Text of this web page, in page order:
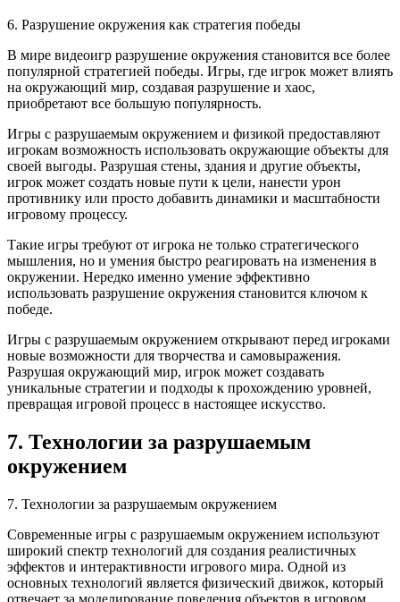
6. Разрушение окружения как стратегия победы
В мире видеоигр разрушение окружения становится все более
популярной стратегией победы. Игры, где игрок может влиять
на окружающий мир, создавая разрушение и хаос,
приобретают все большую популярность.
Игры с разрушаемым окружением и физикой предоставляют
игрокам возможность использовать окружающие объекты для
своей выгоды. Разрушая стены, здания и другие объекты,
игрок может создать новые пути к цели, нанести урон
противнику или просто добавить динамики и масштабности
игровому процессу.
Такие игры требуют от игрока не только стратегического
мышления, но и умения быстро реагировать на изменения в
окружении. Нередко именно умение эффективно
использовать разрушение окружения становится ключом к
победе.
Игры с разрушаемым окружением открывают перед игроками
новые возможности для творчества и самовыражения.
Разрушая окружающий мир, игрок может создавать
уникальные стратегии и подходы к прохождению уровней,
превращая игровой процесс в настоящее искусство.
7. Технологии за разрушаемым
окружением
7. Технологии за разрушаемым окружением
Современные игры с разрушаемым окружением используют
широкий спектр технологий для создания реалистичных
эффектов и интерактивности игрового мира. Одной из
основных технологий является физический движок, который
отвечает за моделирование поведения объектов в игровом